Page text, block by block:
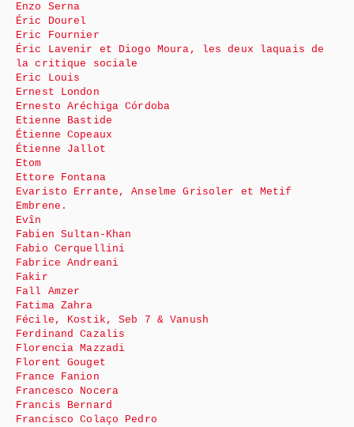
Enzo Serna
Éric Dourel
Eric Fournier
Éric Lavenir et Diogo Moura, les deux laquais de
la critique sociale
Eric Louis
Ernest London
Ernesto Aréchiga Córdoba
Etienne Bastide
Étienne Copeaux
Étienne Jallot
Etom
Ettore Fontana
Evaristo Errante, Anselme Grisoler et Metif
Embrene.
Evîn
Fabien Sultan-Khan
Fabio Cerquellini
Fabrice Andreani
Fakir
Fall Amzer
Fatima Zahra
Fécile, Kostik, Seb 7 & Vanush
Ferdinand Cazalis
Florencia Mazzadi
Florent Gouget
France Fanion
Francesco Nocera
Francis Bernard
Francisco Colaço Pedro